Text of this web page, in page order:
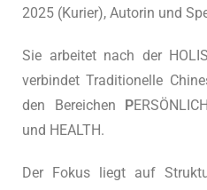
2025 (Kurier), Autorin und
Sie arbeitet nach der
verbindet Traditionelle
den Bereichen P
und HEALTH.
Der Fokus liegt auf